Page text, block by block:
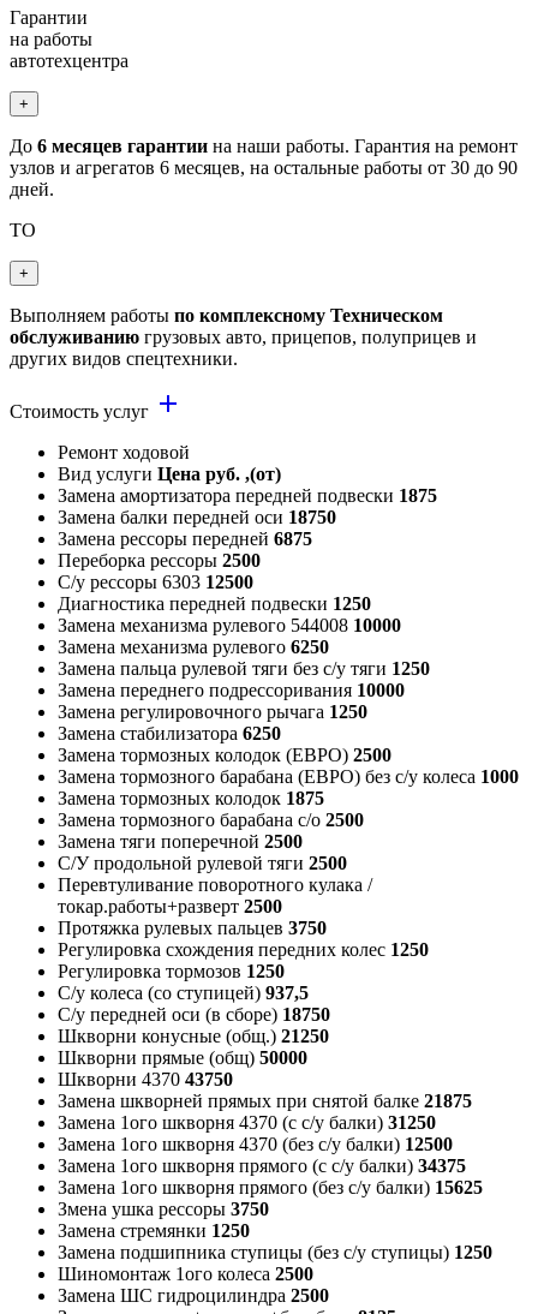
Гарантии
на работы
автотехцентра
+
До 6 месяцев гарантии на наши работы. Гарантия на ремонт
узлов и агрегатов 6 месяцев, на остальные работы от 30 до 90
дней.
ТО
+
Выполняем работы по комплексному Техническом
обслуживанию грузовых авто, прицепов, полуприцев и
других видов спецтехники.
Стоимость услуг add
Ремонт ходовой
Вид услуги Цена руб. ,(от)
Замена амортизатора передней подвески 1875
Замена балки передней оси 18750
Замена рессоры передней 6875
Переборка рессоры 2500
С/у рессоры 6303 12500
Диагностика передней подвески 1250
Замена механизма рулевого 544008 10000
Замена механизма рулевого 6250
Замена пальца рулевой тяги без с/у тяги 1250
Замена переднего подрессоривания 10000
Замена регулировочного рычага 1250
Замена стабилизатора 6250
Замена тормозных колодок (ЕВРО) 2500
Замена тормозного барабана (ЕВРО) без с/у колеса 1000
Замена тормозных колодок 1875
Замена тормозного барабана с/о 2500
Замена тяги поперечной 2500
С/У продольной рулевой тяги 2500
Перевтуливание поворотного кулака /
токар.работы+разверт 2500
Протяжка рулевых пальцев 3750
Регулировка схождения передних колес 1250
Регулировка тормозов 1250
С/у колеса (со ступицей) 937,5
С/у передней оси (в сборе) 18750
Шкворни конусные (общ.) 21250
Шкворни прямые (общ) 50000
Шкворни 4370 43750
Замена шкворней прямых при снятой балке 21875
Замена 1ого шкворня 4370 (с с/у балки) 31250
Замена 1ого шкворня 4370 (без с/у балки) 12500
Замена 1ого шкворня прямого (с с/у балки) 34375
Замена 1ого шкворня прямого (без с/у балки) 15625
Змена ушка рессоры 3750
Замена стремянки 1250
Замена подшипника ступицы (без с/у ступицы) 1250
Шиномонтаж 1ого колеса 2500
Замена ШС гидроцилиндра 2500